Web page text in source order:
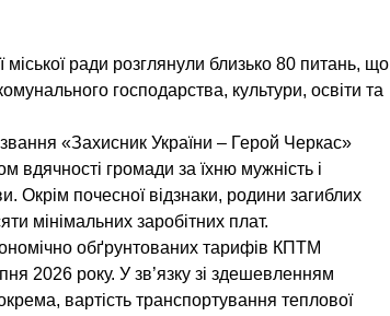
міської ради розглянули близько 80 питань, що
господарства, культури, освіти та
«Захисник України – Герой Черкас»
вдячності громади за їхню мужність і
Окрім почесної відзнаки, родини загиблих
мінімальних заробітних плат.
обґрунтованих тарифів КПТМ
2026 року. У зв’язку зі здешевленням
вартість транспортування теплової